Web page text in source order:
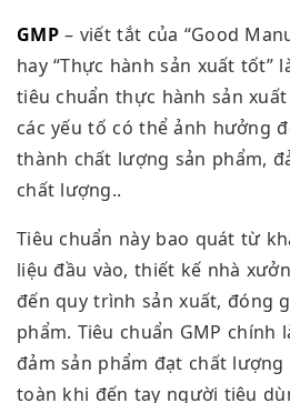
GMP – viết tắt của “Good
hay “Thực hành sản xuất tốt”
tiêu chuẩn thực hành sản
các yếu tố có thể ảnh hưởng
thành chất lượng sản phẩm,
chất lượng..
Tiêu chuẩn này bao quát từ
liệu đầu vào, thiết kế nhà
đến quy trình sản xuất, đóng
phẩm. Tiêu chuẩn GMP chính
đảm sản phẩm đạt chất
toàn khi đến tay người tiêu